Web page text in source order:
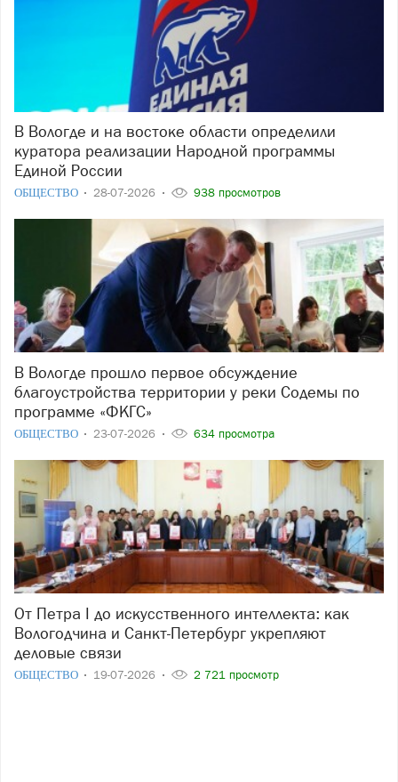
В Вологде и на востоке области определили
куратора реализации Народной программы
Единой России
ОБЩЕСТВО 28-07-2026 938 просмотров
В Вологде прошло первое обсуждение
благоустройства территории у реки Содемы по
программе «ФКГС»
ОБЩЕСТВО 23-07-2026 634 просмотра
От Петра I до искусственного интеллекта: как
Вологодчина и Санкт-Петербург укрепляют
деловые связи
ОБЩЕСТВО 19-07-2026 2 721 просмотр